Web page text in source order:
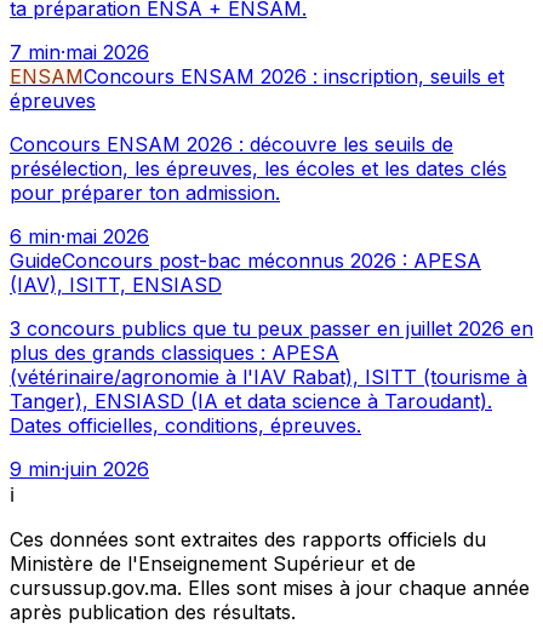
ta préparation ENSA + ENSAM.
7 min·mai 2026
ENSAMConcours ENSAM 2026 : inscription, seuils et
épreuves
Concours ENSAM 2026 : découvre les seuils de
présélection, les épreuves, les écoles et les dates clés
pour préparer ton admission.
6 min·mai 2026
GuideConcours post-bac méconnus 2026 : APESA
(IAV), ISITT, ENSIASD
3 concours publics que tu peux passer en juillet 2026 en
plus des grands classiques : APESA
(vétérinaire/agronomie à l'IAV Rabat), ISITT (tourisme à
Tanger), ENSIASD (IA et data science à Taroudant).
Dates officielles, conditions, épreuves.
9 min·juin 2026
ℹ️
Ces données sont extraites des rapports officiels du
Ministère de l'Enseignement Supérieur et de
cursussup.gov.ma. Elles sont mises à jour chaque année
après publication des résultats.